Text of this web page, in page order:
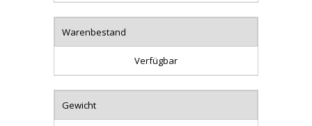
Warenbestand
Verfügbar
Gewicht